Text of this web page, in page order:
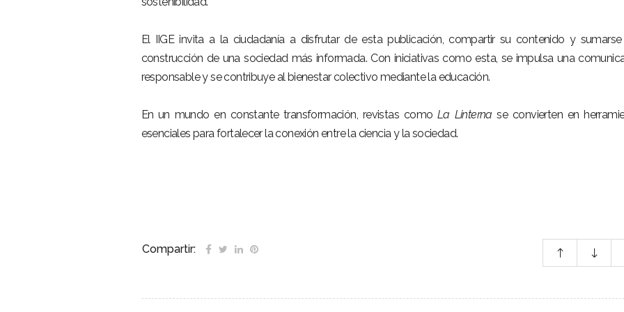
El IIGE invita a la ciudadanía a disfrutar de esta publicación, compartir su contenido y
construcción de una sociedad más informada. Con iniciativas como esta, se impulsa una
responsable y se contribuye al bienestar colectivo mediante la educación.
En un mundo en constante transformación, revistas comoLa Linterna se convierten en
esenciales para fortalecer la conexión entre la ciencia y la sociedad.
Compartir: